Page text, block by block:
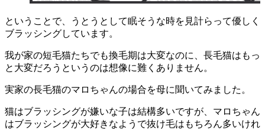
ということで、うとうとして眠そうな時を見計らって優しく
ブラッシングしています。
我が家の短毛猫たちでも換毛期は大変なのに、長毛猫はもっ
と大変だろうというのは想像に難くありません。
実家の長毛猫のマロちゃんの場合を母に聞いてみました。
猫はブラッシングが嫌いな子は結構多いですが、マロちゃん
はブラッシングが大好きなようで抜け毛はもちろん多いけれ